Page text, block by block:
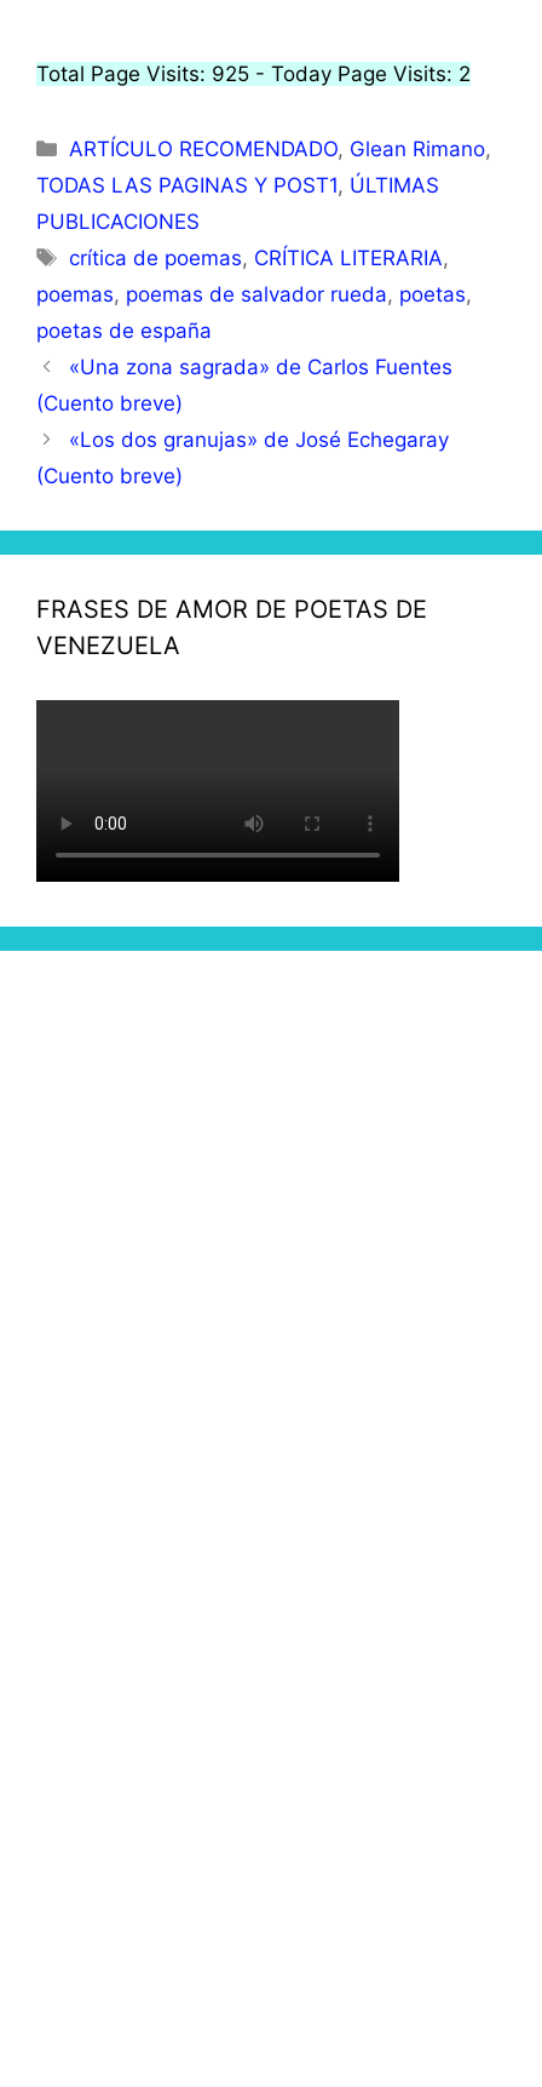
Total Page Visits: 925 - Today Page Visits: 2
ARTÍCULO RECOMENDADO, Glean Rimano,
TODAS LAS PAGINAS Y POST1, ÚLTIMAS
PUBLICACIONES
crítica de poemas, CRÍTICA LITERARIA,
poemas, poemas de salvador rueda, poetas,
poetas de españa
«Una zona sagrada» de Carlos Fuentes
(Cuento breve)
«Los dos granujas» de José Echegaray
(Cuento breve)
FRASES DE AMOR DE POETAS DE
VENEZUELA